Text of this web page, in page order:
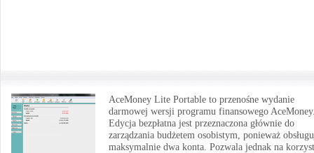
AceMoney Lite Portable to przenośne wydanie
darmowej wersji programu finansowego
Edycja bezpłatna jest przeznaczona głównie do
zarządzania budżetem osobistym, ponieważ
maksymalnie dwa konta. Pozwala jednak na